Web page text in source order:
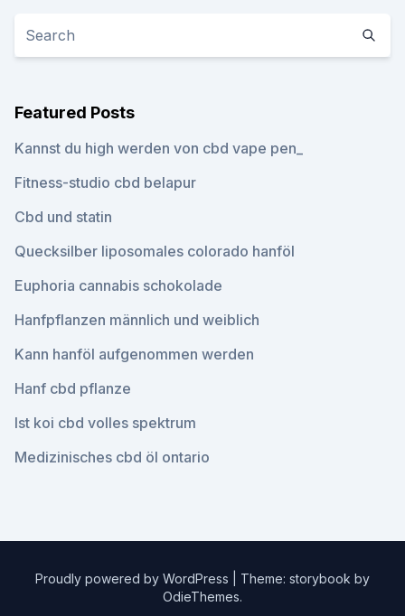
Featured Posts
Kannst du high werden von cbd vape pen_
Fitness-studio cbd belapur
Cbd und statin
Quecksilber liposomales colorado hanföl
Euphoria cannabis schokolade
Hanfpflanzen männlich und weiblich
Kann hanföl aufgenommen werden
Hanf cbd pflanze
Ist koi cbd volles spektrum
Medizinisches cbd öl ontario
Proudly powered by WordPress
Theme: storybook by
OdieThemes.